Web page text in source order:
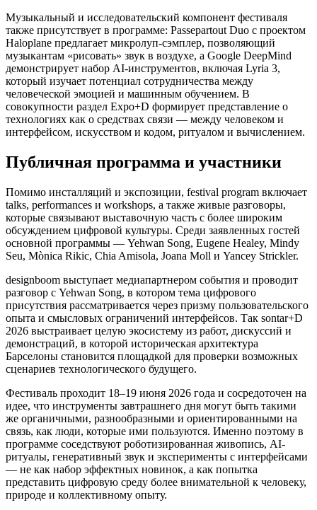
Музыкальный и исследовательский компонент фестиваля
также присутствует в программе: Passepartout Duo с проектом
Haloplane предлагает микролуп-сэмплер, позволяющий
музыкантам «рисовать» звук в воздухе, а Google DeepMind
демонстрирует набор AI-инструментов, включая Lyria 3,
который изучает потенциал сотрудничества между
человеческой эмоцией и машинным обучением. В
совокупности раздел Expo+D формирует представление о
технологиях как о средствах связи — между человеком и
интерфейсом, искусством и кодом, ритуалом и вычислением.
Публичная программа и участники
Помимо инсталляций и экспозиции, festival program включает
talks, performances и workshops, а также живые разговоры,
которые связывают выставочную часть с более широким
обсуждением цифровой культуры. Среди заявленных гостей
основной программы — Yehwan Song, Eugene Healey, Mindy
Seu, Mònica Rikic, Chia Amisola, Joana Moll и Yancey Strickler.
designboom выступает медиапартнером события и проводит
разговор с Yehwan Song, в котором тема цифрового
присутствия рассматривается через призму пользовательского
опыта и смысловых ограничений интерфейсов. Так sontar+D
2026 выстраивает целую экосистему из работ, дискуссий и
демонстраций, в которой историческая архитектура
Барселоны становится площадкой для проверки возможных
сценариев технологического будущего.
Фестиваль проходит 18–19 июня 2026 года и сосредоточен на
идее, что инструменты завтрашнего дня могут быть такими
же органичными, разнообразными и ориентированными на
связь, как люди, которые ими пользуются. Именно поэтому в
программе соседствуют роботизированная живопись, AI-
ритуалы, генеративный звук и эксперименты с интерфейсами
— не как набор эффектных новинок, а как попытка
представить цифровую среду более внимательной к человеку,
природе и коллективному опыту.